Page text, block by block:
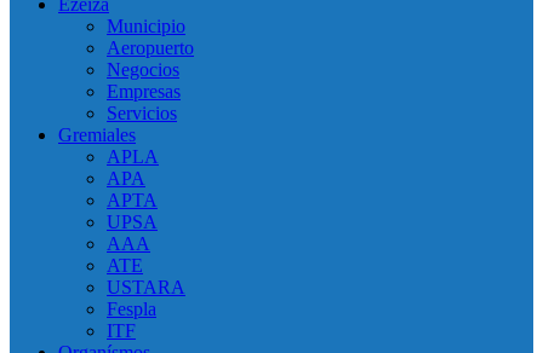
Ezeiza
Municipio
Aeropuerto
Negocios
Empresas
Servicios
Gremiales
APLA
APA
APTA
UPSA
AAA
ATE
USTARA
Fespla
ITF